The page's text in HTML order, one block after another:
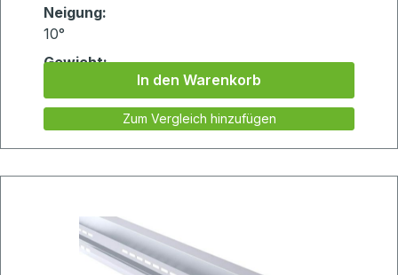
Neigung:
10°
Gewicht:
In den Warenkorb
Zum Vergleich hinzufügen